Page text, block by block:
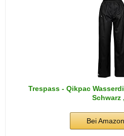
Trespass - Qikpac
Schwarz
Bei